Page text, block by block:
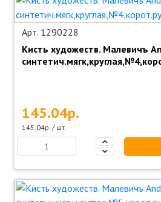
Арт. 1290228
Кисть художеств. Малевичъ
145.04р.
145.04р. / шт.